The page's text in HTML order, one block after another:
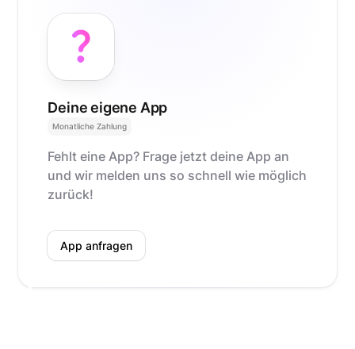
Deine eigene App
Monatliche Zahlung
Fehlt eine App? Frage jetzt deine App an
und wir melden uns so schnell wie möglich
zurück!
App anfragen